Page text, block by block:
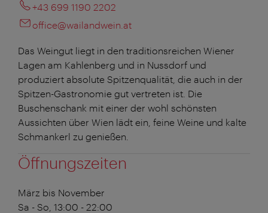
+43 699 1190 2202
office@wailandwein.at
Das Weingut liegt in den traditionsreichen Wiener
Lagen am Kahlenberg und in Nussdorf und
produziert absolute Spitzenqualität, die auch in der
Spitzen-Gastronomie gut vertreten ist. Die
Buschenschank mit einer der wohl schönsten
Aussichten über Wien lädt ein, feine Weine und kalte
Schmankerl zu genießen.
Öffnungszeiten
März bis November
Sa - So, 13:00 - 22:00